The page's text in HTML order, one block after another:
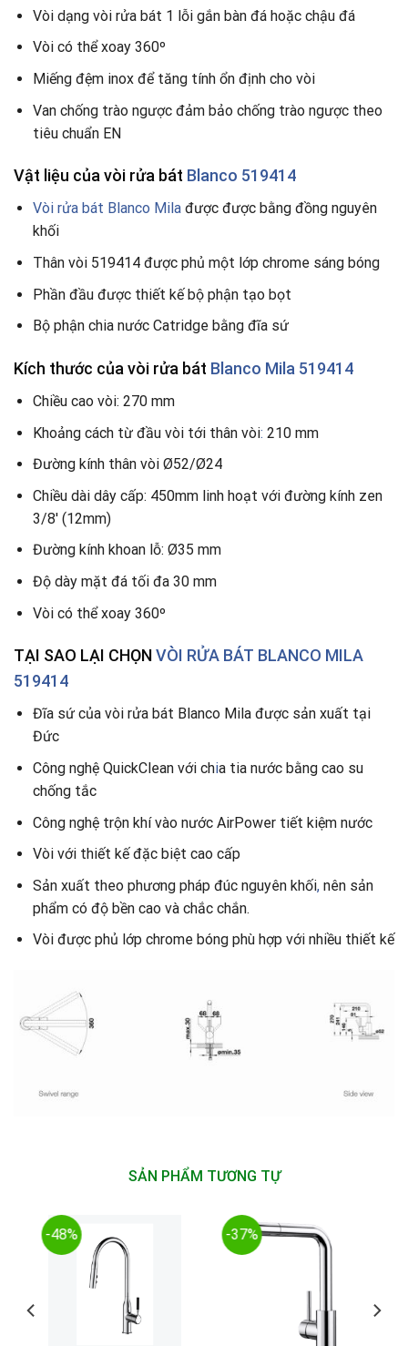
Vòi dạng vòi rửa bát 1 lỗi gắn bàn đá hoặc chậu đá
Vòi có thể xoay 360º
Miếng đệm inox để tăng tính ổn định cho vòi
Van chống trào ngược đảm bảo chống trào ngược theo
tiêu chuẩn EN
Vật liệu của vòi rửa bát Blanco 519414
Vòi rửa bát Blanco Milađược được bằng đồng nguyên
khối
Thân vòi 519414 được phủ một lớp chrome sáng bóng
Phần đầu được thiết kế bộ phận tạo bọt
Bộ phận chia nước Catridge bằng đĩa sứ
Kích thước của vòi rửa bát Blanco Mila 519414
Chiều cao vòi: 270 mm
Khoảng cách từ đầu vòi tới thân vòi: 210 mm
Đường kính thân vòi Ø52/Ø24
Chiều dài dây cấp: 450mm linh hoạt với đường kính zen
3/8′ (12mm)
Đường kính khoan lỗ: Ø35 mm
Độ dày mặt đá tối đa 30 mm
Vòi có thể xoay 360º
TẠI SAO LẠI CHỌNVÒI RỬA BÁT BLANCO MILA
519414
Đĩa sứ của vòi rửa bát Blanco Mila được sản xuất tại
Đức
Công nghệ QuickClean với chia tia nước bằng cao su
chống tắc
Công nghệ trộn khí vào nước AirPower tiết kiệm nước
Vòi với thiết kế đặc biệt cao cấp
Sản xuất theo phương pháp đúc nguyên khối,nên sản
phẩm có độ bền cao và chắc chắn.
Vòi được phủ lớp chrome bóng phù hợp với nhiều thiết kế
SẢN PHẨM TƯƠNG TỰ
-48% -37%